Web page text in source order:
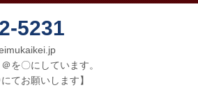
5231
を〇にしています。
てお願いします】